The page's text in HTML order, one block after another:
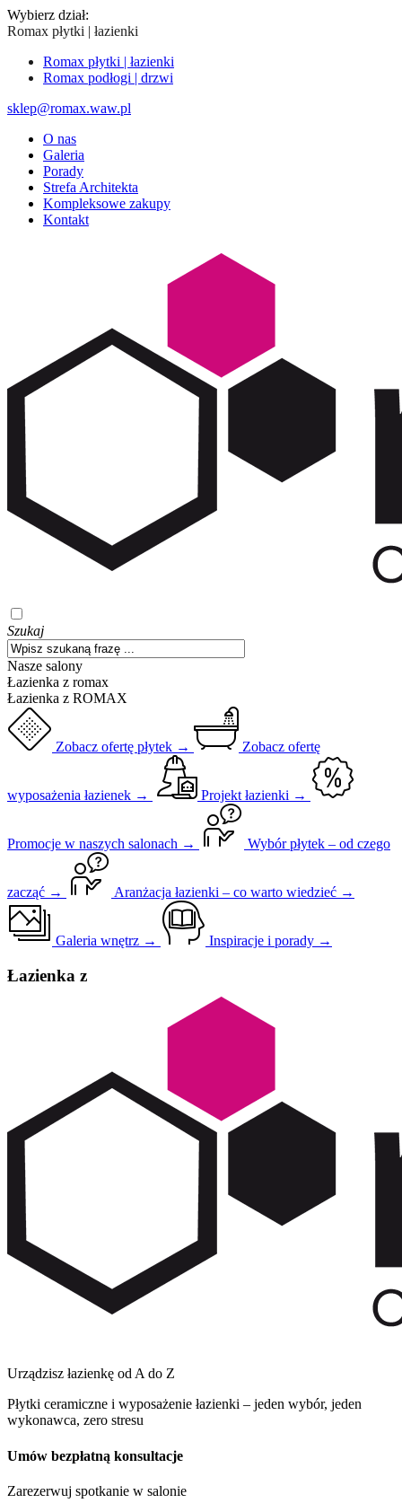
Wybierz dział:
Romax płytki | łazienki
Romax płytki | łazienki
Romax podłogi | drzwi
sklep@romax.waw.pl
O nas
Galeria
Porady
Strefa Architekta
Kompleksowe zakupy
Kontakt
Szukaj
Nasze salony
Łazienka z romax
Łazienka z ROMAX
Zobacz ofertę płytek → Zobacz ofertę
wyposażenia łazienek → Projekt łazienki →
Promocje w naszych salonach → Wybór płytek – od czego
zacząć → Aranżacja łazienki – co warto wiedzieć →
Galeria wnętrz → Inspiracje i porady →
Łazienka z
Urządzisz łazienkę od A do Z
Płytki ceramiczne i wyposażenie łazienki – jeden wybór, jeden
wykonawca, zero stresu
Umów bezpłatną konsultacje
Zarezerwuj spotkanie w salonie